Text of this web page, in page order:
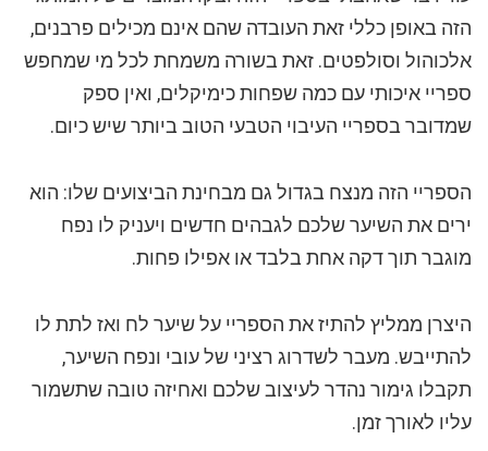
הזה באופן כללי זאת העובדה שהם אינם מכילים פרבנים,
אלכוהול וסולפטים. זאת בשורה משמחת לכל מי שמחפש
ספריי איכותי עם כמה שפחות כימיקלים, ואין ספק
שמדובר בספריי העיבוי הטבעי הטוב ביותר שיש כיום.
הספריי הזה מנצח בגדול גם מבחינת הביצועים שלו: הוא
ירים את השיער שלכם לגבהים חדשים ויעניק לו נפח
מוגבר תוך דקה אחת בלבד או אפילו פחות.
היצרן ממליץ להתיז את הספריי על שיער לח ואז לתת לו
להתייבש. מעבר לשדרוג רציני של עובי ונפח השיער,
תקבלו גימור נהדר לעיצוב שלכם ואחיזה טובה שתשמור
עליו לאורך זמן.